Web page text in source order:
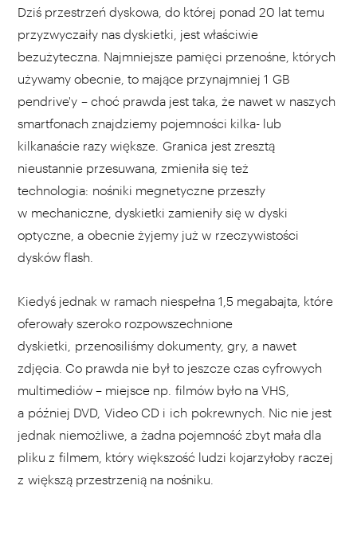
Dziś przestrzeń dyskowa, do której ponad 20 lat temu
przyzwyczaiły nas dyskietki, jest właściwie
bezużyteczna. Najmniejsze pamięci przenośne, których
używamy obecnie, to mające przynajmniej 1 GB
pendrive'y – choć prawda jest taka, że nawet w naszych
smartfonach znajdziemy pojemności kilka- lub
kilkanaście razy większe. Granica jest zresztą
nieustannie przesuwana, zmieniła się też
technologia: nośniki megnetyczne przeszły
w mechaniczne, dyskietki zamieniły się w dyski
optyczne, a obecnie żyjemy już w rzeczywistości
dysków flash.
Kiedyś jednak w ramach niespełna 1,5 megabajta, które
oferowały szeroko rozpowszechnione
dyskietki, przenosiliśmy dokumenty, gry, a nawet
zdjęcia. Co prawda nie był to jeszcze czas cyfrowych
multimediów – miejsce np. filmów było na VHS,
a później DVD, Video CD i ich pokrewnych. Nic nie jest
jednak niemożliwe, a żadna pojemność zbyt mała dla
pliku z filmem, który większość ludzi kojarzyłoby raczej
z większą przestrzenią na nośniku.